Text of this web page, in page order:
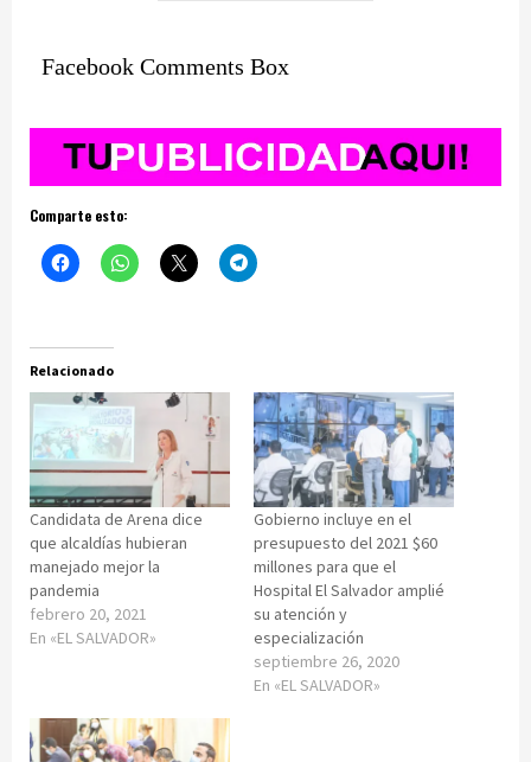
Facebook Comments Box
Comparte esto:
Relacionado
Candidata de Arena dice
que alcaldías hubieran
manejado mejor la
pandemia
febrero 20, 2021
En «EL SALVADOR»
Gobierno incluye en el
presupuesto del 2021 $60
millones para que el
Hospital El Salvador amplié
su atención y
especialización
septiembre 26, 2020
En «EL SALVADOR»